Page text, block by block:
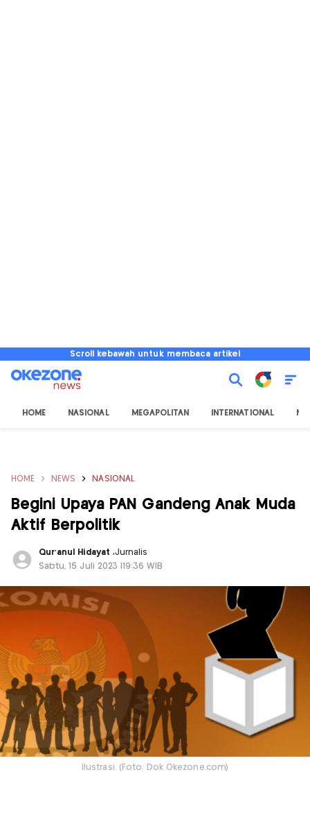
Scroll kebawah untuk membaca artikel
HOME NASIONAL MEGAPOLITAN INTERNATIONAL
HOME NEWS NASIONAL
Begini Upaya PAN Gandeng Anak Muda
Aktif Berpolitik
Qur'anul Hidayat ,Jurnalis
Sabtu, 15 Juli 2023 |19:36 WIB
Ilustrasi. (Foto: Dok Okezone.com)